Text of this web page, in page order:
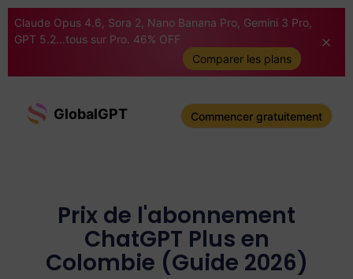
Claude Opus 4.6, Sora 2, Nano Banana Pro, Gemini 3 Pro,
GPT 5.2...tous sur Pro. 46% OFF
Comparer les plans
GlobalGPT Commencer gratuitement
Prix de l'abonnement
ChatGPT Plus en
Colombie (Guide 2026)